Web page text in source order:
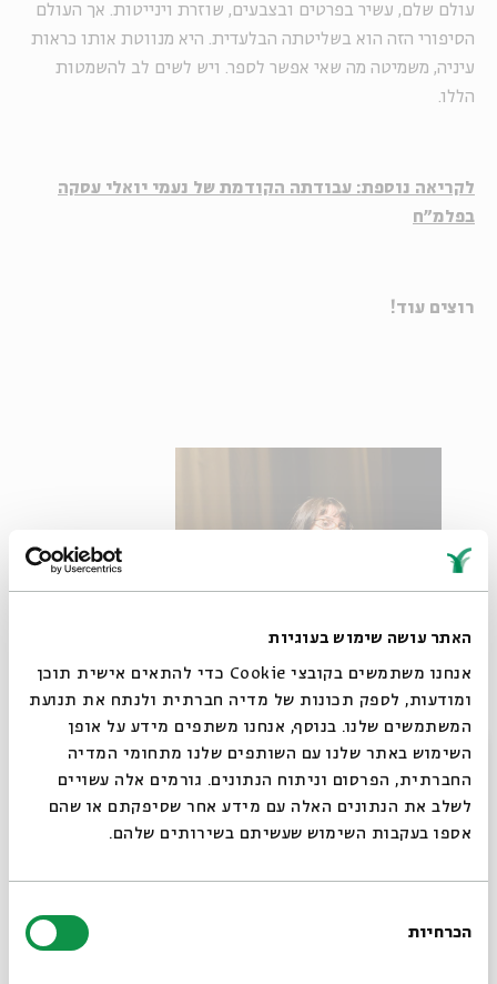
האתר עושה שימוש בעוגיות
אנחנו משתמשים בקובצי Cookie כדי להתאים אישית תוכן
ומודעות, לספק תכונות של מדיה חברתית ולנתח את תנועת
המשתמשים שלנו. בנוסף, אנחנו משתפים מידע על אופן
השימוש באתר שלנו עם השותפים שלנו מתחומי המדיה
החברתית, הפרסום וניתוח הנתונים. גורמים אלה עשויים
לשלב את הנתונים האלה עם מידע אחר שסיפקתם או שהם
אספו בעקבות השימוש שעשיתם בשירותים שלהם.
הסכמה
הכרחיות
עולם שלם, עשיר בפרטים ובצבעים, שוזרת וינייטות. אך העולם
הסיפורי הזה הוא בשליטתה הבלעדית. היא מנווטת אותו כראות
עיניה, משמיטה מה שאי אפשר לספר. ויש לשים לב להשמטות
הללו.
לקריאה נוספת: עבודתה הקודמת של נעמי יואלי עסקה
בפלמ"ח
רוצים עוד!
יואלי, מתוך ההצגה (צילום: אורי רובינשטיין)
המספרת הכל יכולה המכשפת את המילים באותו אופן שבו היא
שולטת על החומר שממנו היא מפסלת יצורים כבירים. "בכל
סגור